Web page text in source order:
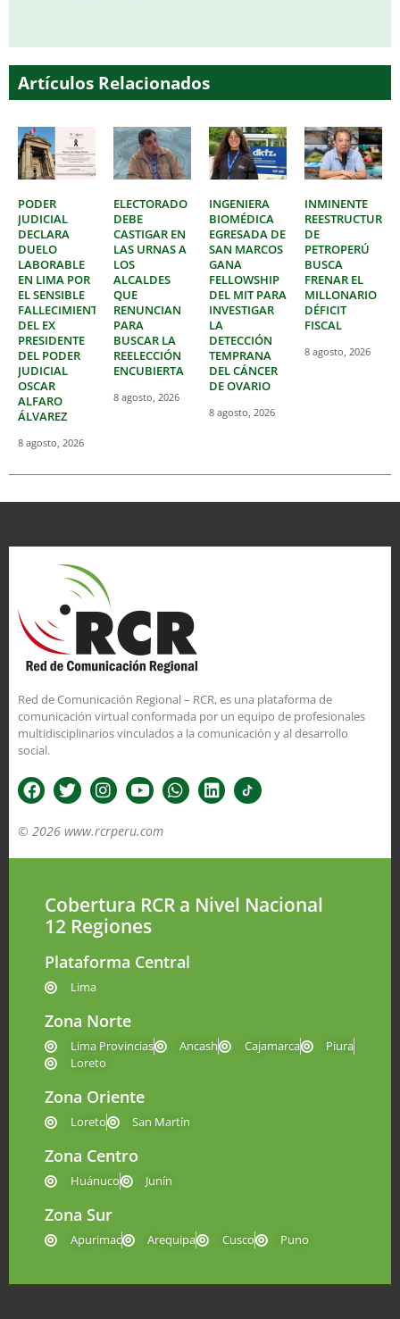
Artículos Relacionados
PODER
JUDICIAL
DECLARA
DUELO
LABORABLE
EN LIMA POR
EL SENSIBLE
FALLECIMIENTO
DEL EX
PRESIDENTE
DEL PODER
JUDICIAL
OSCAR
ALFARO
ÁLVAREZ
8 agosto, 2026
ELECTORADO
DEBE
CASTIGAR EN
LAS URNAS A
LOS
ALCALDES
QUE
RENUNCIAN
PARA
BUSCAR LA
REELECCIÓN
ENCUBIERTA
8 agosto, 2026
INGENIERA
BIOMÉDICA
EGRESADA DE
SAN MARCOS
GANA
FELLOWSHIP
DEL MIT PARA
INVESTIGAR
LA
DETECCIÓN
TEMPRANA
DEL CÁNCER
DE OVARIO
8 agosto, 2026
INMINENTE
DE
PETROPERÚ
BUSCA
FRENAR EL
MILLONARIO
DÉFICIT
FISCAL
8 agosto, 2026
Red de Comunicación Regional – RCR, es una plataforma de
comunicación virtual conformada por un equipo de profesionales
multidisciplinarios vinculados a la comunicación y al desarrollo
social.
© 2026 www.rcrperu.com
Cobertura RCR a Nivel Nacional
12 Regiones
Plataforma Central
Lima
Zona Norte
Lima Provincias Ancash Cajamarca
Piura
Loreto
Zona Oriente
Loreto San Martín
Zona Centro
Huánuco Junín
Zona Sur
Apurimac Arequipa Cusco Puno